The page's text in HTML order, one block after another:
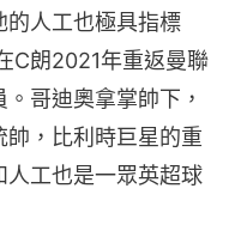
的人工也極具指標
C朗2021年重返曼聯
哥迪奧拿掌帥下，
，比利時巨星的重
人工也是一眾英超球